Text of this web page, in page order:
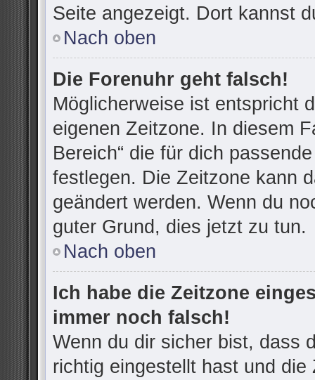
Seite angezeigt. Dort kannst
Nach oben
Die Forenuhr geht falsch!
Möglicherweise ist entspricht
eigenen Zeitzone. In diesem
Bereich“ die für dich
festlegen. Die Zeitzone kann
geändert werden. Wenn du
guter Grund, dies jetzt zu tun.
Nach oben
Ich habe die Zeitzone
immer noch falsch!
Wenn du dir sicher bist, dass
richtig eingestellt hast und